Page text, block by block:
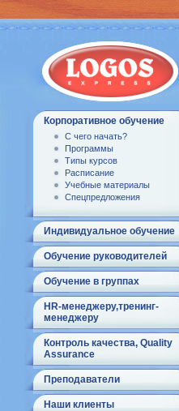
Корпоративное обучение
С чего начать?
Программы
Типы курсов
Расписание
Учебные материалы
Спецпредложения
Индивидуальное обучение
Обучение руководителей
Обучение в группах
HR-менеджеру,тренинг-
менеджеру
Контроль качества, Quality
Assurance
Преподаватели
Наши клиенты